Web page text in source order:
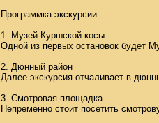
Программка экскурсии
1. Музей Куршской косы
Одной из первых остановок будет
2. Дюнный район
Далее экскурсия отчаливает в
3. Смотровая площадка
Непременно стоит посетить